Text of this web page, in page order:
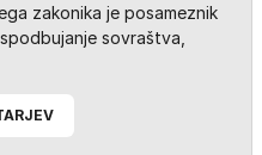
zakonika je posameznik
sovraštva,